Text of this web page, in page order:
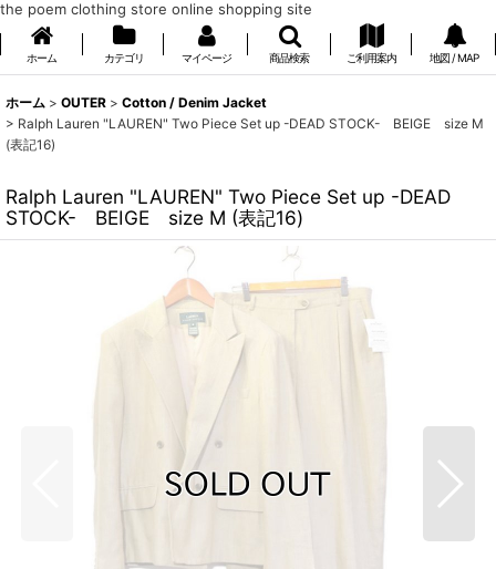
the poem clothing store online shopping site
ホーム カテゴリ マイページ 商品検索 ご利用案内 地図 / MAP
ホーム > OUTER > Cotton / Denim Jacket
> Ralph Lauren "LAUREN" Two Piece Set up -DEAD STOCK- BEIGE size M
(表記16)
Ralph Lauren "LAUREN" Two Piece Set up -DEAD
STOCK- BEIGE size M (表記16)